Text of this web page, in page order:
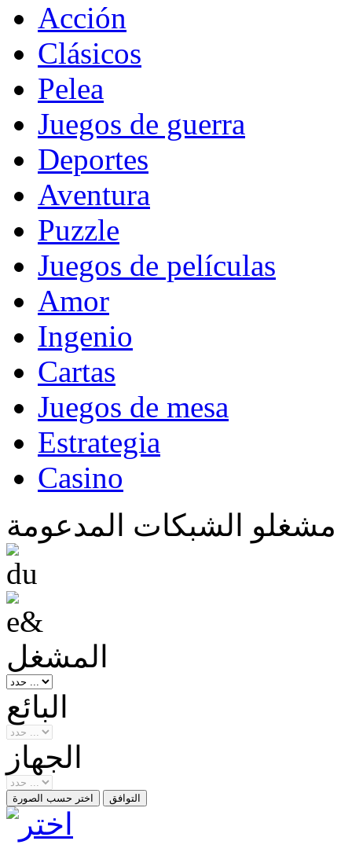
Acción
Clásicos
Pelea
Juegos de guerra
Deportes
Aventura
Puzzle
Juegos de películas
Amor
Ingenio
Cartas
Juegos de mesa
Estrategia
Casino
مشغلو الشبكات المدعومة
المشغل
البائع
الجهاز